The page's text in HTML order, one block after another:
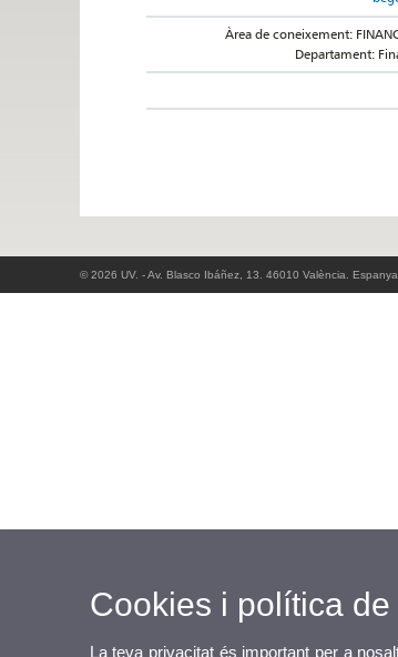
Àrea de coneixement:
Departament:
© 2026 UV. - Av. Blasco Ibáñez, 13. 46010 València.
Cookies i política
La teva privacitat és important per a